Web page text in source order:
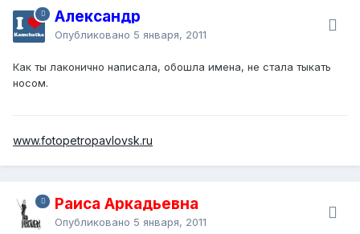
Александр
Опубликовано 5 января, 2011
Как ты лаконично написала, обошла имена, не стала тыкать
носом.
www.fotopetropavlovsk.ru
Раиса Аркадьевна
Опубликовано 5 января, 2011